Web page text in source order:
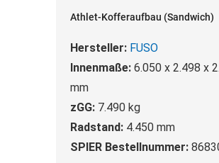
Athlet-Kofferaufbau (Sandwich)
Hersteller: FUSO
Innenmaße: 6.050 x 2.498 x
mm
zGG: 7.490 kg
Radstand: 4.450 mm
SPIER Bestellnummer: